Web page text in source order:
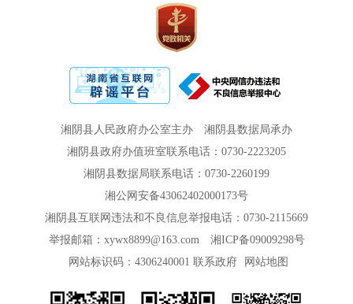
湘阴县人民政府办公室主办
湘阴县数据局承办
湘阴县政府办值班室联系电话：0730-2223205
湘阴县数据局联系电话：0730-2260199
湘公网安备43062402000173号
湘阴县互联网违法和不良信息举报电话：0730-2115669
举报邮箱：xywx8899@163.com
湘ICP备09009298号
网站标识码：4306240001 联系政府 网站地图